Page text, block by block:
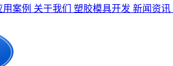
用案例 关于我们 塑胶模具开发 新闻资讯